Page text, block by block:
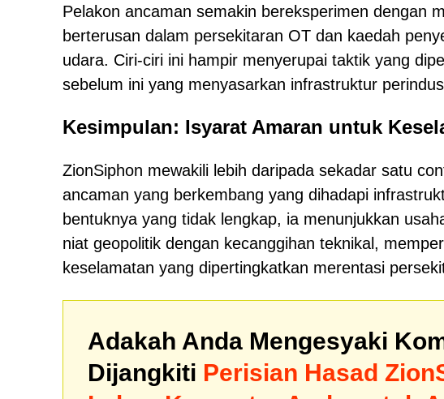
Pelakon ancaman semakin bereksperimen dengan
berterusan dalam persekitaran OT dan kaedah
udara. Ciri-ciri ini hampir menyerupai taktik yang
sebelum ini yang menyasarkan infrastruktur
Kesimpulan: Isyarat Amaran untuk
ZionSiphon mewakili lebih daripada sekadar satu
ancaman yang berkembang yang dihadapi
bentuknya yang tidak lengkap, ia menunjukkan
niat geopolitik dengan kecanggihan teknikal,
keselamatan yang dipertingkatkan merentasi
Adakah Anda Mengesyaki
Dijangkiti Perisian Hasad